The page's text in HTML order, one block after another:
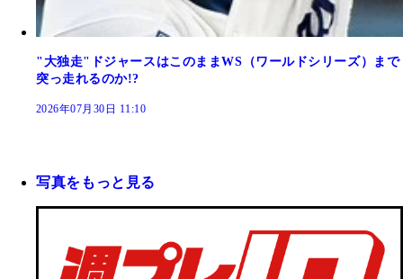
"大独走"ドジャースはこのままWS（ワールドシリーズ）まで
突っ走れるのか!?
2026年07月30日 11:10
写真をもっと見る